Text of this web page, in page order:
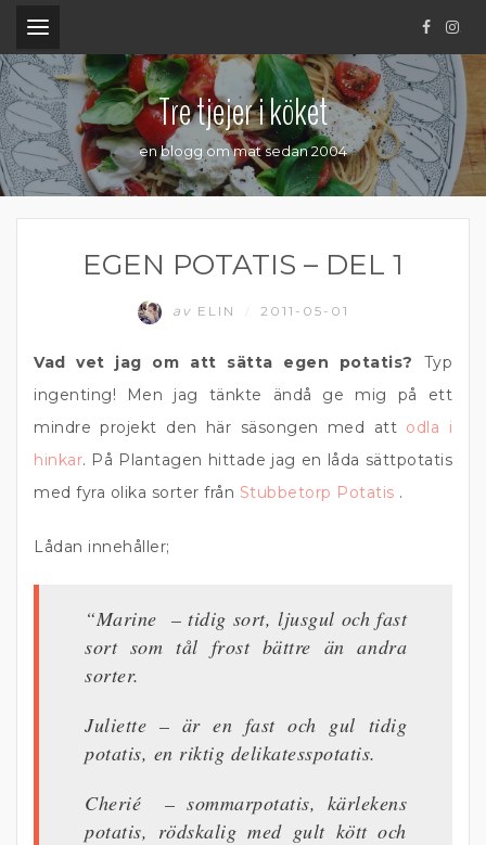
.
Tre tjejer i köket
en blogg om mat sedan 2004
EGEN POTATIS – DEL 1
av ELIN 2011-05-01
Vad vet jag om att sätta egen potatis?
Typ
ingenting! Men jag tänkte ändå ge mig på ett
mindre projekt den här säsongen med att odla i
hinkar. På Plantagen hittade jag en låda sättpotatis
med fyra olika sorter från Stubbetorp Potatis .
Lådan innehåller;
“Marine – tidig sort, ljusgul och fast
sort som tål frost bättre än andra
sorter.
Juliette – är en fast och gul tidig
potatis, en riktig delikatesspotatis.
Cherié – sommarpotatis, kärlekens
potatis, rödskalig med gult kött och